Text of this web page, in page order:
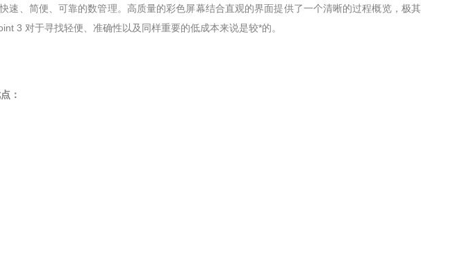
速、简便、可靠的数管理。高质量的彩色屏幕结合直观的界面提供了一个清晰的过程概览，极其
3 对于寻找轻便、准确性以及同样重要的低成本来说是较*的。
：